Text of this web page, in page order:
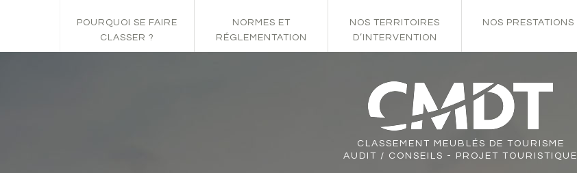
POURQUOI SE FAIRE
CLASSER ?
NORMES ET
RÉGLEMENTATION
NOS TERRITOIRES
D’INTERVENTION
NOS PRESTATIONS
CLASSEMENT
MEUBLÉS DE TOURISME
AUDIT / CONSEILS - PROJET TOURISTIQUE